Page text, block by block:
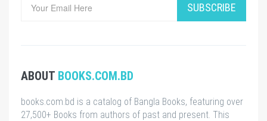
SUBSCRIBE
ABOUT BOOKS.COM.BD
books.com.bd is a catalog of Bangla Books, featuring over
27,500+ Books from authors of past and present. This